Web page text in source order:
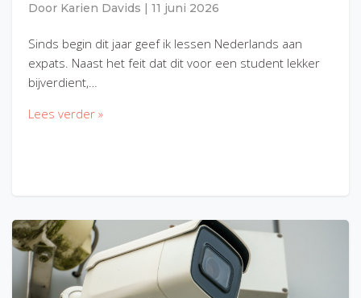
Door Karien Davids 11 juni 2026
Sinds begin dit jaar geef ik lessen Nederlands aan
expats. Naast het feit dat dit voor een student lekker
bijverdient,…
Lees verder »